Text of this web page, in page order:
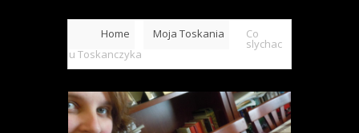
Home Moja Toskania Co
slychac
u Toskanczyka